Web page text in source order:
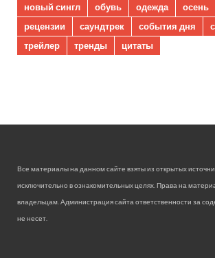
новый сингл
обувь одежда осень
рецензии
саундтрек события дня
трейлер
тренды цитаты
Все материалы на данном сайте взяты из открытых
исключительно в ознакомительных целях. Права на
владельцам. Администрация сайта ответственности за
не несет.